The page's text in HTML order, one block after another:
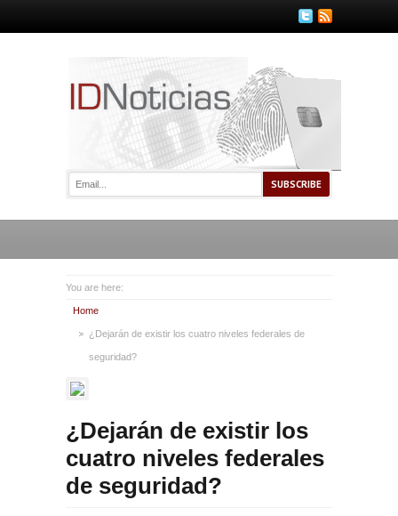
You are here:
Home
¿Dejarán de existir los cuatro niveles federales de
seguridad?
¿Dejarán de existir los
cuatro niveles federales
de seguridad?